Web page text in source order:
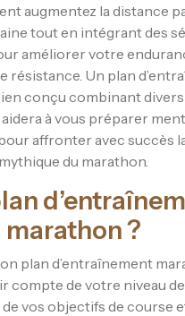
augmentez la distance
tout en intégrant des
améliorer votre
résistance. Un plan
conçu combinant
aidera à vous préparer
affronter avec succès
mythique du marathon.
marathon ?
plan d’entraînement
compte de votre niveau
vos objectifs de course